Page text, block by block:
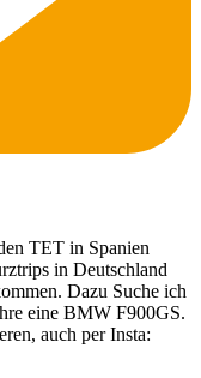
TET in Spanien
in Deutschland
Dazu Suche ich
eine BMW F900GS.
auch per Insta: